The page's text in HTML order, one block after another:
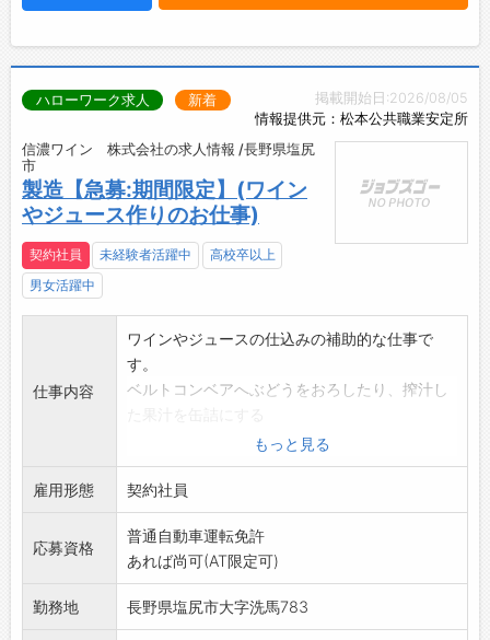
掲載開始日:2026/08/05
情報提供元：松本公共職業安定所
ハローワーク求人 新着
信濃ワイン 株式会社の求人情報 /長野県塩尻
市
製造【急募:期間限定】(ワイン
やジュース作りのお仕事)
契約社員 未経験者活躍中
高校卒以上
男女活躍中
仕事内容
ワインやジュースの仕込みの補助的な仕事で
す。
ベルトコンベアへぶどうをおろしたり、搾汁し
のを手伝っていただきます。
重たいもの(18kg程度)を持つ仕事ですので、体
力が必要です
。
◆簡単な仕事なので初めての方の応募をお待ち
しております。
◆自社畑の収穫を手伝っていただくこともあり
ます。
もっと見る
雇用形態 契約社員
応募資格
普通自動車運転免許
あれば尚可(AT限定可)
勤務地 長野県塩尻市大字洗馬783